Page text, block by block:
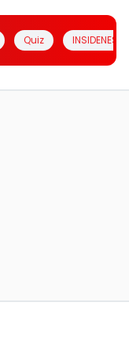
Quiz INSIDENESIA